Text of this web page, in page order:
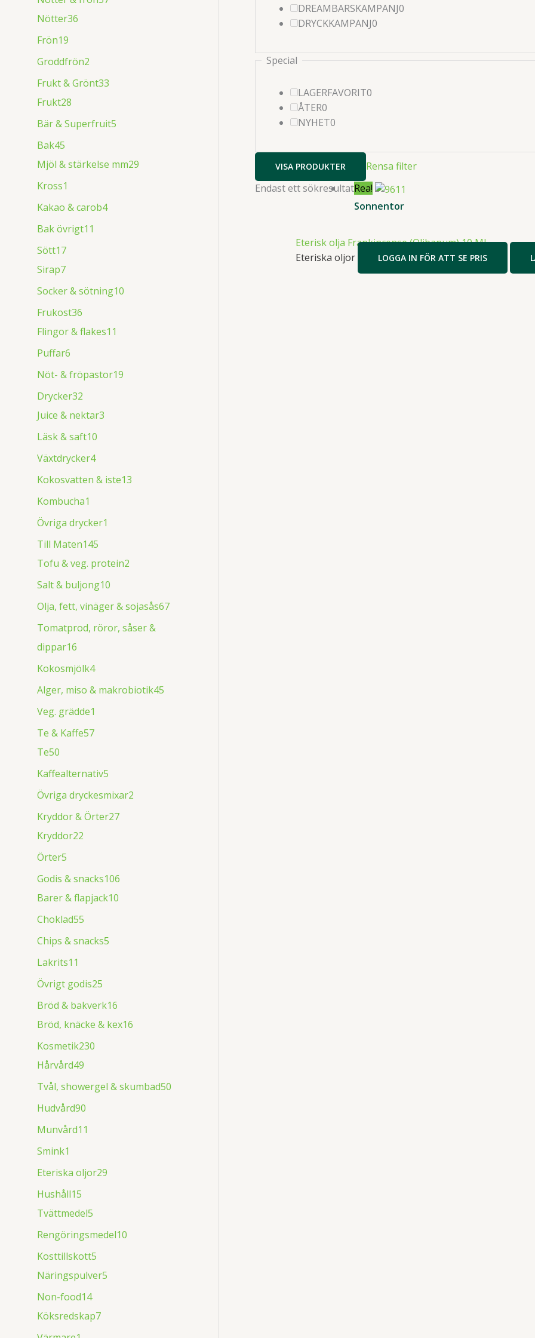
Nötter36
Frön19
Groddfrön2
Frukt & Grönt33
Frukt28
Bär & Superfruit5
Bak45
Mjöl & stärkelse mm29
Kross1
Kakao & carob4
Bak övrigt11
Sött17
Sirap7
Socker & sötning10
Frukost36
Flingor & flakes11
Puffar6
Nöt- & fröpastor19
Drycker32
Juice & nektar3
Läsk & saft10
Växtdrycker4
Kokosvatten & iste13
Kombucha1
Övriga drycker1
Till Maten145
Tofu & veg. protein2
Salt & buljong10
Olja, fett, vinäger & sojasås67
Tomatprod, röror, såser &
dippar16
Kokosmjölk4
Alger, miso & makrobiotik45
Veg. grädde1
Te & Kaffe57
Te50
Kaffealternativ5
Övriga dryckesmixar2
Kryddor & Örter27
Kryddor22
Örter5
Godis & snacks106
Barer & flapjack10
Choklad55
Chips & snacks5
Lakrits11
Övrigt godis25
Bröd & bakverk16
Bröd, knäcke & kex16
Kosmetik230
Hårvård49
Tvål, showergel & skumbad50
Hudvård90
Munvård11
Smink1
Eteriska oljor29
Hushåll15
Tvättmedel5
Rengöringsmedel10
Kosttillskott5
Näringspulver5
Non-food14
Köksredskap7
produkter
DREAMBARSKAMPANJ0
DRYCKKAMPANJ0
Special
LAGERFAVORIT0
ÅTER0
produkter
NYHET0
VISA PRODUKTER
Rensa filter
Endast ett sökresultatRea!
Sonnentor
Eterisk olja Frankincense (Olibanum) 10 ML
Eteriska oljor
LOGGA IN FÖR ATT SE PRIS